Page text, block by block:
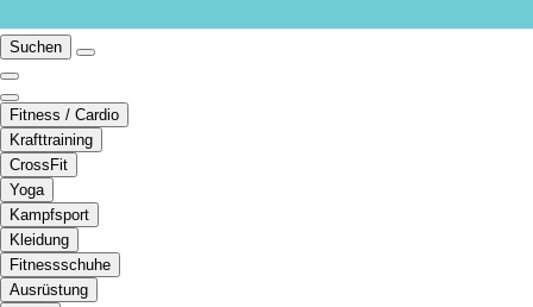
Suchen
Fitness / Cardio
Krafttraining
CrossFit
Yoga
Kampfsport
Kleidung
Fitnessschuhe
Ausrüstung